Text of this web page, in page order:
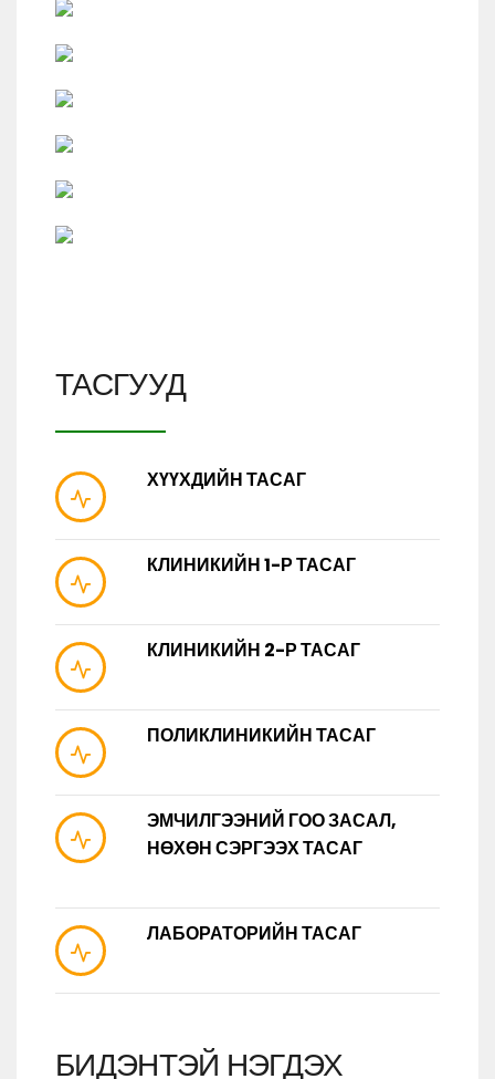
ТАСГУУД
ХҮҮХДИЙН ТАСАГ
КЛИНИКИЙН 1-Р ТАСАГ
КЛИНИКИЙН 2-Р ТАСАГ
ПОЛИКЛИНИКИЙН ТАСАГ
ЭМЧИЛГЭЭНИЙ ГОО ЗАСАЛ,
НӨХӨН СЭРГЭЭХ ТАСАГ
ЛАБОРАТОРИЙН ТАСАГ
БИДЭНТЭЙ НЭГДЭХ